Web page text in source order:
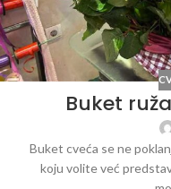
Buket
Buket cveća se ne
koju volite već